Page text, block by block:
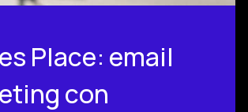
Place: email
con